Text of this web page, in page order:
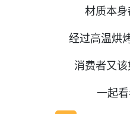
材质本身
经过高温烘
消费者又该
一起